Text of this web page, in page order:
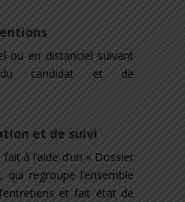
ou en distanciel suivant
du candidat et de
et de suivi
à l’aide d’un « Dossier
regroupe l’ensemble
et fait état de